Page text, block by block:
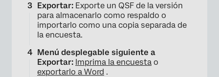
Exportar: Exporte un QSF de la versión
para almacenarlo como respaldo o
importarlo como una copia separada de
la encuesta.
Menú desplegable siguiente a
Exportar: Imprima la encuesta o
exportarlo a Word .